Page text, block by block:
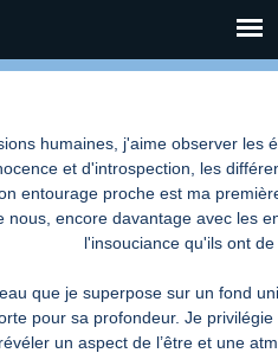
humaines, j'aime observer les
et d'introspection, les
entourage proche est ma
nous, encore davantage avec les
l'insouciance qu'ils ont
que je superpose sur un fond
pour sa profondeur. Je
un aspect de l’être et une